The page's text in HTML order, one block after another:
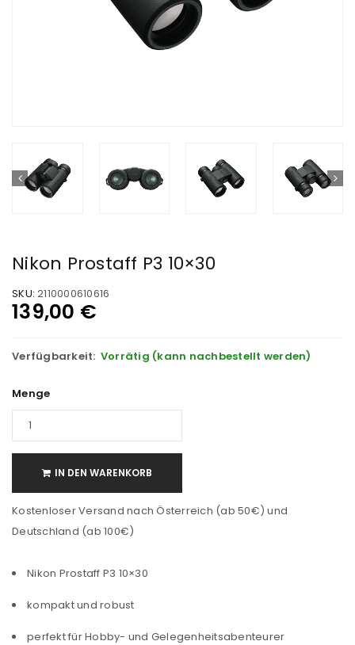
Nikon Prostaff P3 10×30
SKU: 2110000610616
139,00 €
Verfügbarkeit: Vorrätig (kann nachbestellt werden)
Menge
IN DEN WARENKORB
Kostenloser Versand nach Österreich (ab 50€) und
Deutschland (ab 100€)
Nikon Prostaff P3 10×30
kompakt und robust
perfekt für Hobby- und Gelegenheitsabenteurer